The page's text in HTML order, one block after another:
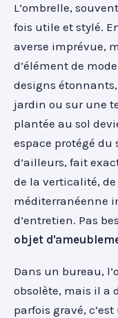
L’ombrelle,
fois utile et stylé.
averse imprévue,
d’élément de
designs
jardin ou sur une
plantée au sol
espace protégé du
d’ailleurs, fait
de la verticalité,
méditerranéenne
d’entretien. Pas
objet
Dans un bureau,
obsolète, mais il a
parfois gravé,